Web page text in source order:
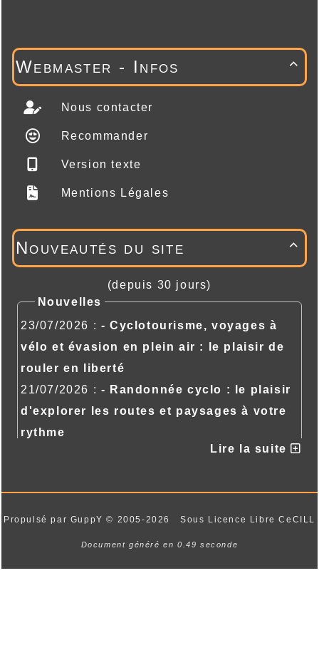

Webmaster - Infos
Nous contacter
Recommander
Version texte
Mentions Légales

Nouveautés du site
(depuis 30 jours)
Nouvelles
23/07/2026 : - Cyclotourisme, voyages à
vélo et évasion en plein air : le plaisir de
rouler en liberté
21/07/2026 : - Randonnée cyclo : le plaisir
d'explorer les routes et paysages à votre
rythme
- Randonnée cyclo : le plaisir
rythme
Lire la suite
Propulsé par GuppY© 2005-2026 Sous Licence Libre CeCILL
Document généré en 0.49 seconde